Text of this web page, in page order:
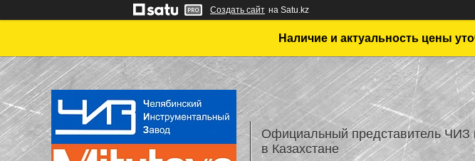
Создать сайт на Satu.kz
Наличие и актуальность цены
Официальный представитель ЧИЗ
в Казахстане